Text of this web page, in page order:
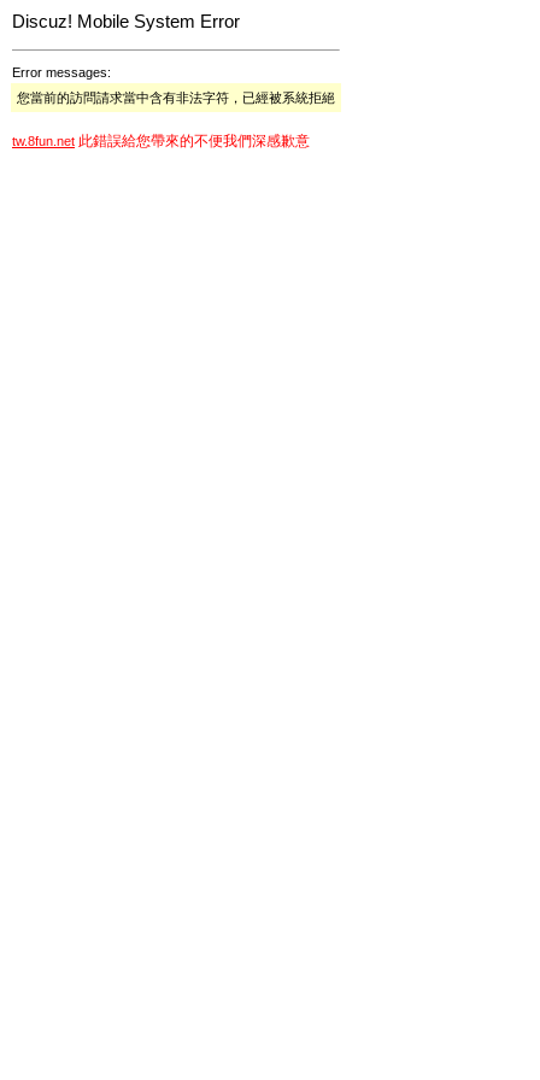
Discuz! Mobile System Error
Error messages:
您當前的訪問請求當中含有非法字符，已經被系統拒絕
tw.8fun.net 此錯誤給您帶來的不便我們深感歉意